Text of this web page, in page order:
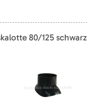
80/125 schwarz